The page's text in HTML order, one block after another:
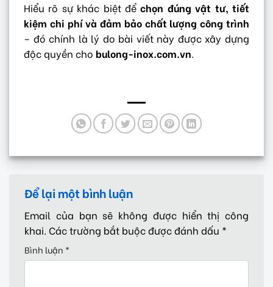
Hiểu rõ sự khác biệt đểchọn đúng vật tư, tiết
kiệm chi phí và đảm bảo chất lượng công trình
– đó chính là lý do bài viết này được xây dựng
độc quyền cho bulong-inox.com.vn.
Để lại một bình luận
Email của bạn sẽ không được hiển thị công
khai. Các trường bắt buộc được đánh dấu *
Bình luận *